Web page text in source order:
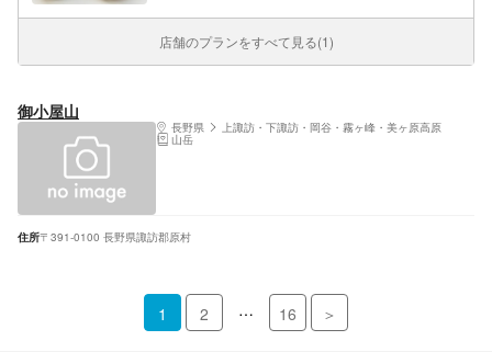
店舗のプランをすべて見る(1)
御小屋山
長野県 上諏訪・下諏訪・岡谷・霧ヶ峰・美ヶ原高原
山岳
住所〒391-0100 長野県諏訪郡原村
1 2 … 16 ＞